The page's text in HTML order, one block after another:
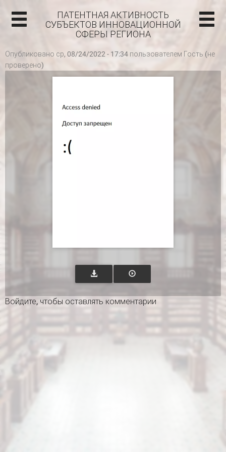
ПАТЕНТНАЯ АКТИВНОСТЬ
СУБЪЕКТОВ ИННОВАЦИОННОЙ
СФЕРЫ РЕГИОНА
Опубликовано ср, 08/24/2022 - 17:34 пользователем Гость (не
проверено)
Войдите, чтобы оставлять комментарии